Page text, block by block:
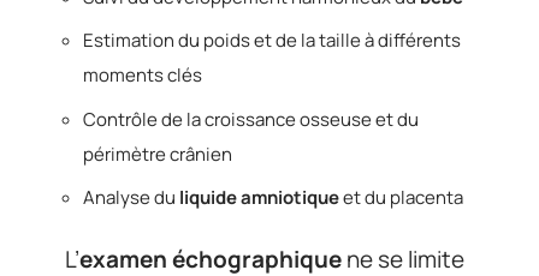
Estimation du poids et de la taille à différents
moments clés
Contrôle de la croissance osseuse et du
périmètre crânien
Analyse du liquide amniotiqueet du placenta
L’examen échographiquene se limite